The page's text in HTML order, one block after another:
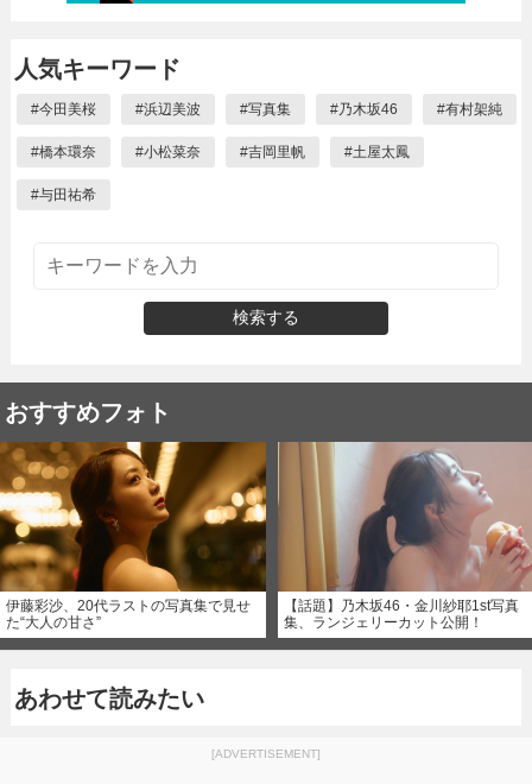
人気キーワード
#今田美桜 #浜辺美波 #写真集 #乃木坂46 #有村架純
#橋本環奈 #小松菜奈 #吉岡里帆 #土屋太鳳
#与田祐希
検索する
おすすめフォト
伊藤彩沙、20代ラストの写真集で見せ
た“大人の甘さ”
【話題】乃木坂46・金川紗耶1st写真
集、ランジェリーカット公開！
あわせて読みたい
[ADVERTISEMENT]